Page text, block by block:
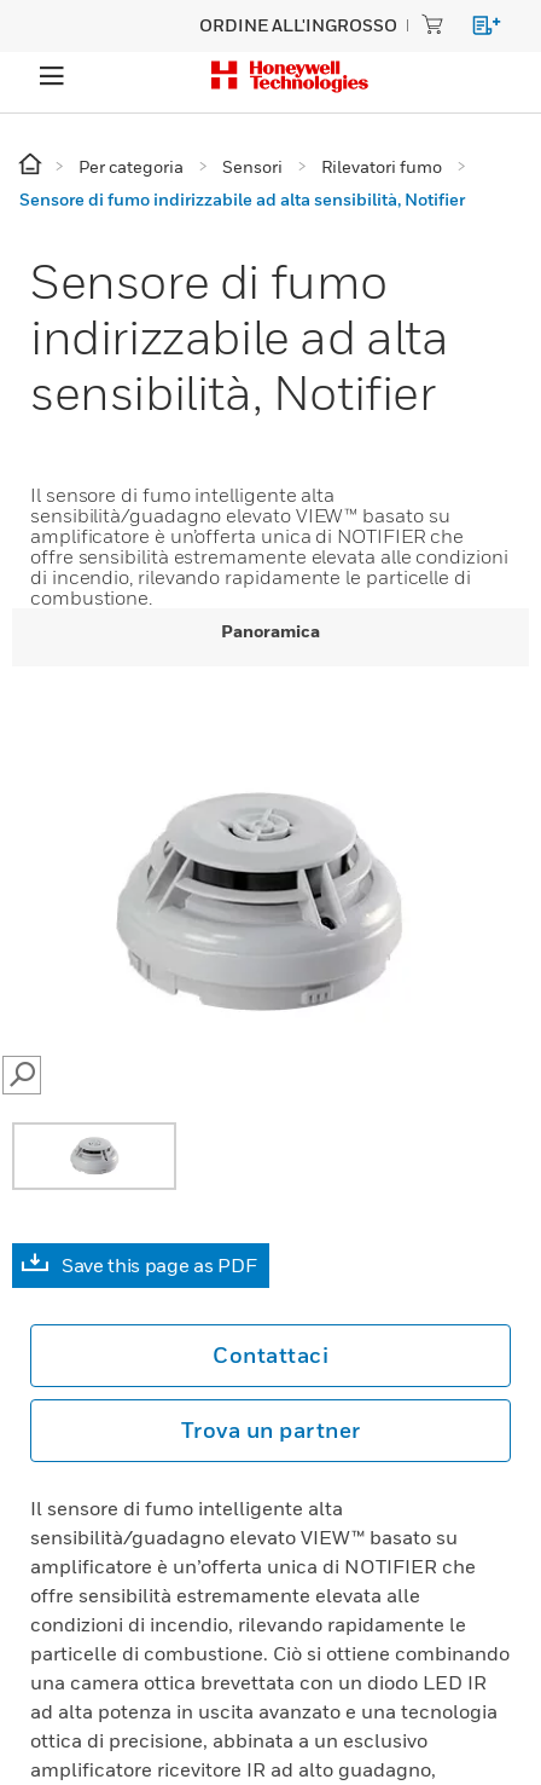
ORDINE ALL'INGROSSO
Per categoria Sensori
Rilevatori fumo
Sensore di fumo indirizzabile ad alta sensibilità, Notifier
Sensore di fumo
indirizzabile ad alta
sensibilità, Notifier
Il sensore di fumo intelligente alta
sensibilità/guadagno elevato VIEW™ basato su
amplificatore è un’offerta unica di NOTIFIER che
offre sensibilità estremamente elevata alle condizioni
di incendio, rilevando rapidamente le particelle di
combustione.
Panoramica
SEARCH
Save this page as PDF
Contattaci
Trova un partner
Il sensore di fumo intelligente alta
sensibilità/guadagno elevato VIEW™ basato su
amplificatore è un’offerta unica di NOTIFIER che
offre sensibilità estremamente elevata alle
condizioni di incendio, rilevando rapidamente le
particelle di combustione. Ciò si ottiene combinando
una camera ottica brevettata con un diodo LED IR
ad alta potenza in uscita avanzato e una tecnologia
ottica di precisione, abbinata a un esclusivo
amplificatore ricevitore IR ad alto guadagno,